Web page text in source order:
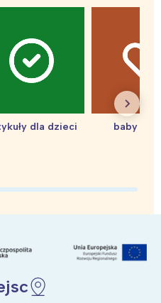
dla dzieci baby
wydarzenia z
Śląsk
Północ
Wszystkie